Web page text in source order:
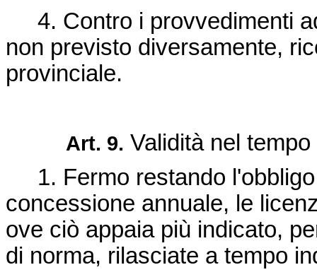
4. Contro i provvedimenti
non previsto diversamente,
provinciale.
Art. 9. Validità nel
1. Fermo restando l'obbligo
concessione annuale, le
ove ciò appaia più indicato,
di norma, rilasciate a tempo